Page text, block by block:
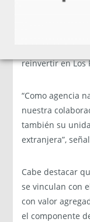
realización de
reinvertir en Los
“Como agencia
nuestra
también su
extranjera”,
Cabe destacar
se vinculan con
con valor
el componente